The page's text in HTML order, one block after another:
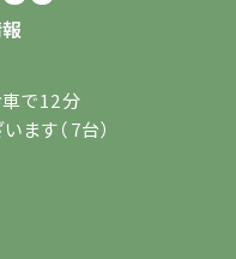
で12分
ます（7台）